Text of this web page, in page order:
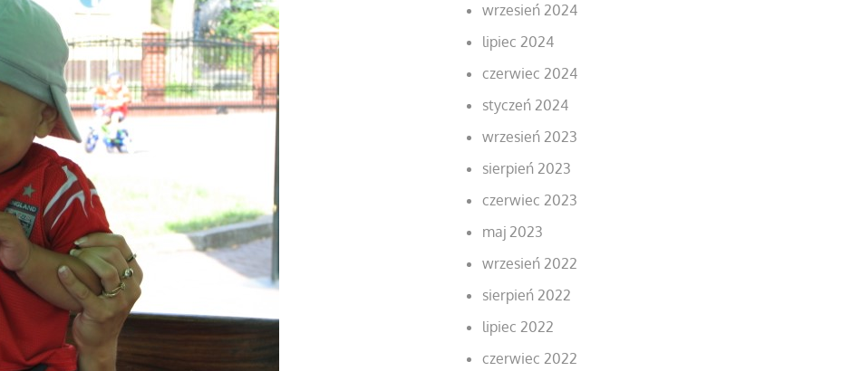
wrzesień 2024
lipiec 2024
czerwiec 2024
styczeń 2024
wrzesień 2023
sierpień 2023
czerwiec 2023
maj 2023
wrzesień 2022
sierpień 2022
lipiec 2022
czerwiec 2022